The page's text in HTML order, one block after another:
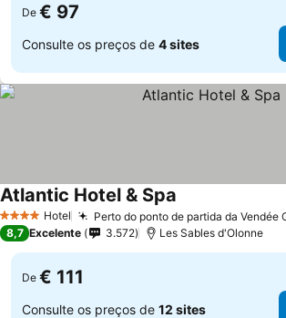
De € 97
Consulte os preços de 4 sites
4 EstrelasHotel Perto do ponto de partida da Vendée
Atlantic Hotel & Spa
8,7 Excelente 3.572 Les Sables d'Olonne
De € 111
Consulte os preços de 12 sites